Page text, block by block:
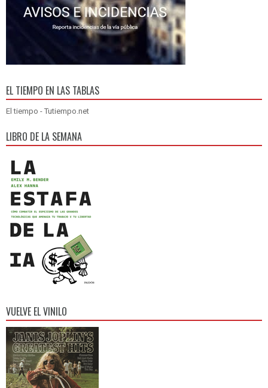
EL TIEMPO EN LAS TABLAS
El tiempo - Tutiempo.net
LIBRO DE LA SEMANA
VUELVE EL VINILO